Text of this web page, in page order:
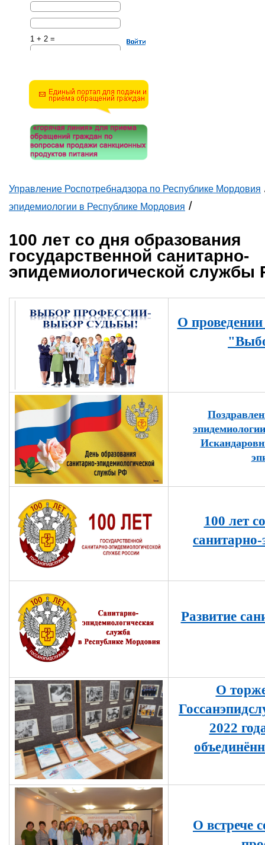
1 + 2 =
Управление Роспотребнадзора по Республике Мордовия
эпидемиологии в Республике Мордовия /
100 лет со дня образования
государственной санитарно-
эпидемиологической службы
О
100 лет
Развитие
О
2022
О встрече